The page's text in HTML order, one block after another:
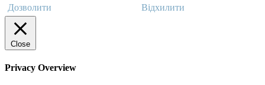
Дозволити
Відхилити
Close
Privacy Overview